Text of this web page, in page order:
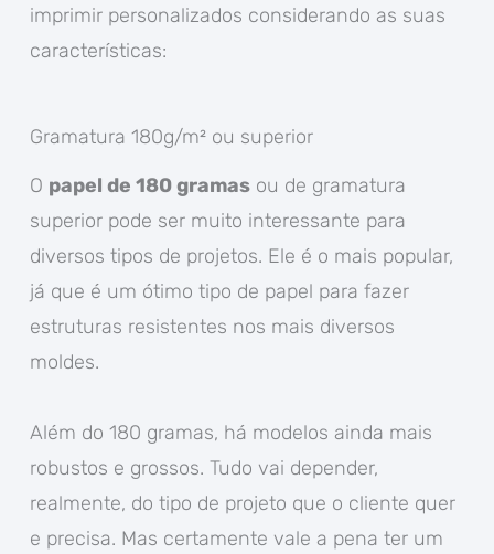
imprimir personalizados considerando as suas
características:
Gramatura 180g/m² ou superior
O papel de 180 gramasou de gramatura
superior pode ser muito interessante para
diversos tipos de projetos. Ele é o mais popular,
já que é um ótimo tipo de papel para fazer
estruturas resistentes nos mais diversos
moldes.
Além do 180 gramas, há modelos ainda mais
robustos e grossos. Tudo vai depender,
realmente, do tipo de projeto que o cliente quer
e precisa. Mas certamente vale a pena ter um